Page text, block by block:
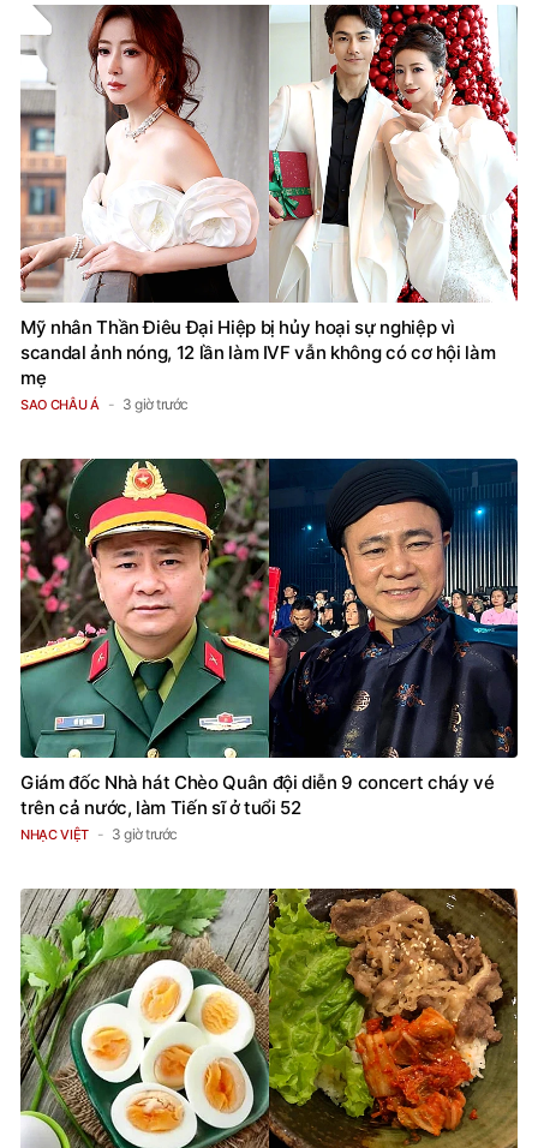
Mỹ nhân Thần Điêu Đại Hiệp bị hủy hoại sự nghiệp vì
scandal ảnh nóng, 12 lần làm IVF vẫn không có cơ hội làm
mẹ
SAO CHÂU Á 3 giờ trước
Giám đốc Nhà hát Chèo Quân đội diễn 9 concert cháy vé
trên cả nước, làm Tiến sĩ ở tuổi 52
NHẠC VIỆT 3 giờ trước